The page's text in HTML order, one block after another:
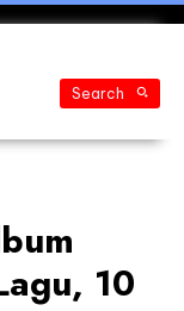
Search
10